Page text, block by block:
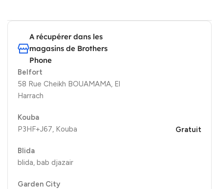
A récupérer dans les
magasins de Brothers
Phone
Belfort
58 Rue Cheikh BOUAMAMA, El
Harrach
Kouba
P3HF+J67, Kouba
Blida
blida, bab djazair
Garden City
Gratuit